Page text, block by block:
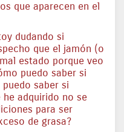
que aparecen en el
dudando si
que el jamón (o
estado porque veo
puedo saber si
saber si
adquirido no se
para ser
de grasa?